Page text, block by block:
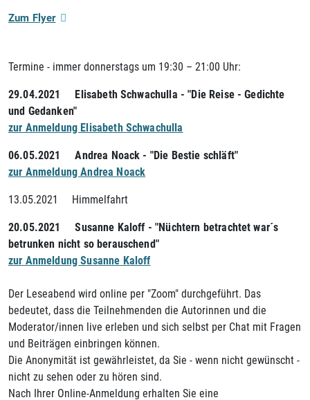
Zum Flyer
Termine - immer donnerstags um 19:30 – 21:00 Uhr:
29.04.2021 Elisabeth Schwachulla - "Die Reise - Gedichte
und Gedanken"
zur Anmeldung Elisabeth Schwachulla
06.05.2021 Andrea Noack - "Die Bestie schläft"
zur Anmeldung Andrea Noack
13.05.2021 Himmelfahrt
20.05.2021 Susanne Kaloff - "Nüchtern betrachtet war´s
betrunken nicht so berauschend"
zur Anmeldung Susanne Kaloff
Der Leseabend wird online per "Zoom" durchgeführt. Das
bedeutet, dass die Teilnehmenden die Autorinnen und die
Moderator/innen live erleben und sich selbst per Chat mit Fragen
und Beiträgen einbringen können.
Die Anonymität ist gewährleistet, da Sie - wenn nicht gewünscht -
nicht zu sehen oder zu hören sind.
Nach Ihrer Online-Anmeldung erhalten Sie eine